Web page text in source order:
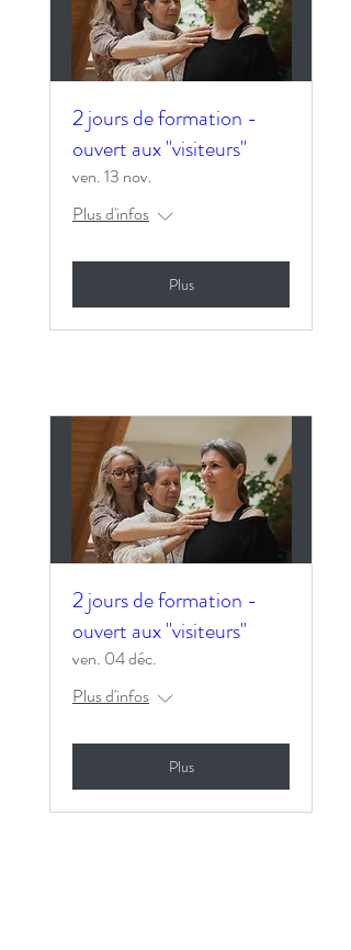
2 jours de formation -
ouvert aux "visiteurs"
ven. 13 nov.
Plus d'infos
Plus
2 jours de formation -
ouvert aux "visiteurs"
ven. 04 déc.
Plus d'infos
Plus